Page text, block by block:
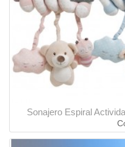
Sonajero Espiral